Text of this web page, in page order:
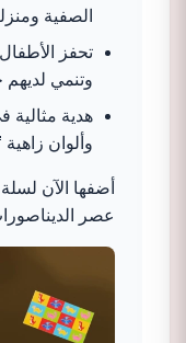
الصفية
تحفز
وتنمي
هدية
وألوان
أضفها الآن
عصر